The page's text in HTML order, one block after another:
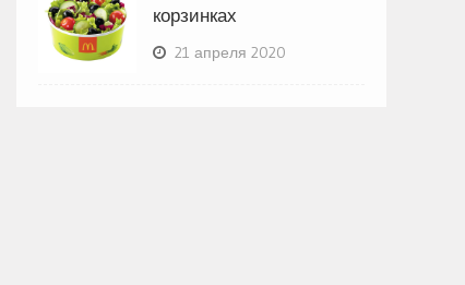
корзинках
21 апреля 2020